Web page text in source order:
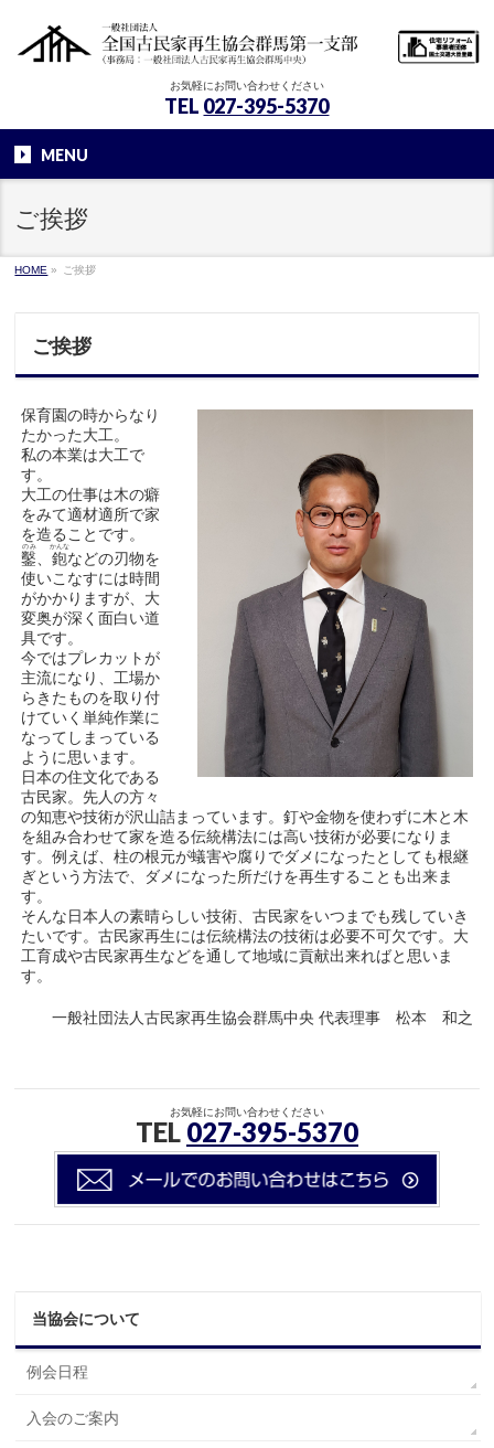
お気軽にお問い合わせください
TEL 027-395-5370
MENU
ご挨拶
HOME » ご挨拶
ご挨拶
保育園の時からなり
たかった大工。
私の本業は大工で
す。
大工の仕事は木の癖
をみて適材適所で家
を造ることです。
鑿
のみ
、鉋
かんな
などの刃物を
使いこなすには時間
がかかりますが、大
変奥が深く面白い道
具です。
今ではプレカットが
主流になり、工場か
らきたものを取り付
けていく単純作業に
なってしまっている
ように思います。
日本の住文化である
古民家。先人の方々
の知恵や技術が沢山詰まっています。釘や金物を使わずに木と木
を組み合わせて家を造る伝統構法には高い技術が必要になりま
す。例えば、柱の根元が蟻害や腐りでダメになったとしても根継
ぎという方法で、ダメになった所だけを再生することも出来ま
す。
そんな日本人の素晴らしい技術、古民家をいつまでも残していき
たいです。古民家再生には伝統構法の技術は必要不可欠です。大
工育成や古民家再生などを通して地域に貢献出来ればと思いま
す。
一般社団法人古民家再生協会群馬中央 代表理事 松本 和之
お気軽にお問い合わせください
TEL 027-395-5370
当協会について
例会日程
入会のご案内